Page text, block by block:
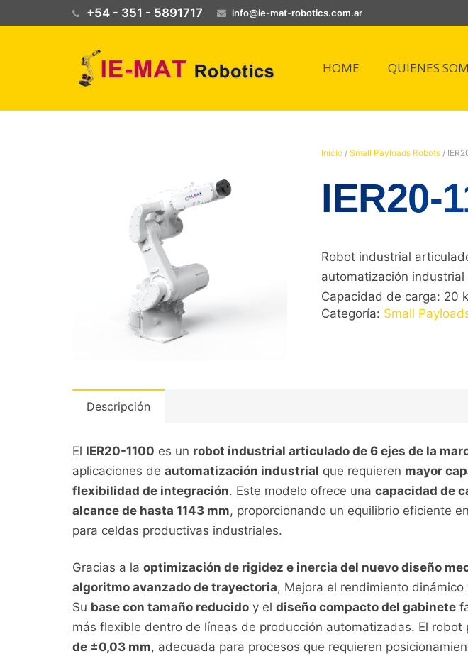
+54 - 351 - 5891717 info@ie-mat-robotics.com.ar
HOME QUIENES
Inicio /Small Payloads Robots /
IER20-
Robot industrial
automatización industrial
Capacidad de carga: 20
Categoría: Small
Descripción
El IER20-1100 es un robot industrial articulado de 6 ejes de la
aplicaciones de automatización industrial que requieren mayor
flexibilidad de integración. Este modelo ofrece una capacidad de
alcance de hasta 1143 mm, proporcionando un equilibrio eficiente
para celdas productivas industriales.
Gracias a la optimización de rigidez e inercia del nuevo diseño
algoritmo avanzado de trayectoria, Mejora el rendimiento
Su base con tamaño reducido y el diseño compacto del gabinete
más flexible dentro de líneas de producción automatizadas. El robot
de ±0,03 mm, adecuada para procesos que requieren